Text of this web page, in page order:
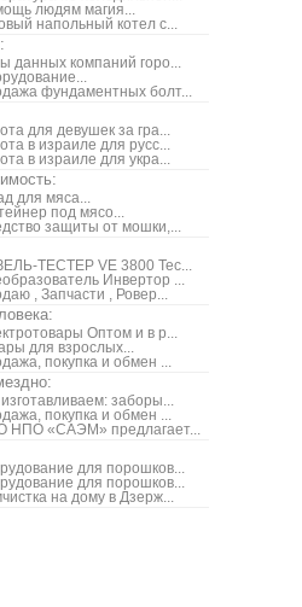
людям магия...
напольный котел с...
данных компаний горо...
фундаментных болт...
для девушек за гра...
в израиле для русс...
в израиле для укра...
для мяса...
под мясо...
защиты от мошки,...
ТЕСТЕР VE 3800 Тес...
Инвертор ...
, Запчасти , Ровер...
Оптом и в р...
для взрослых...
покупка и обмен ...
заборы...
покупка и обмен ...
НПО «САЭМ» предлагает...
для порошков...
для порошков...
на дому в Дзерж...